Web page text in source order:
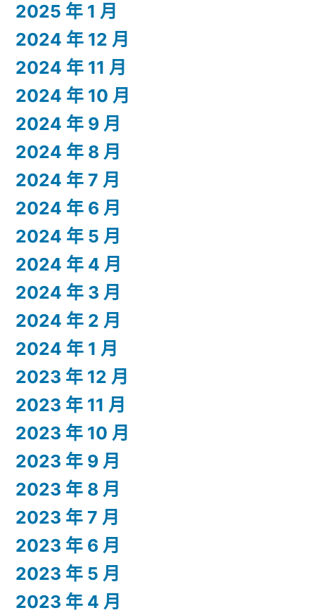
2025 年 1 月
2024 年 12 月
2024 年 11 月
2024 年 10 月
2024 年 9 月
2024 年 8 月
2024 年 7 月
2024 年 6 月
2024 年 5 月
2024 年 4 月
2024 年 3 月
2024 年 2 月
2024 年 1 月
2023 年 12 月
2023 年 11 月
2023 年 10 月
2023 年 9 月
2023 年 8 月
2023 年 7 月
2023 年 6 月
2023 年 5 月
2023 年 4 月